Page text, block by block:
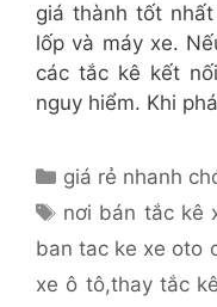
giá thành tốt
lốp và máy xe.
các tắc kê kết
nguy hiểm. Khi
Danh
mục
giá rẻ nhanh
Thẻ
nơi bán tắc kê
ban tac ke xe oto
xe ô tô,thay tắc